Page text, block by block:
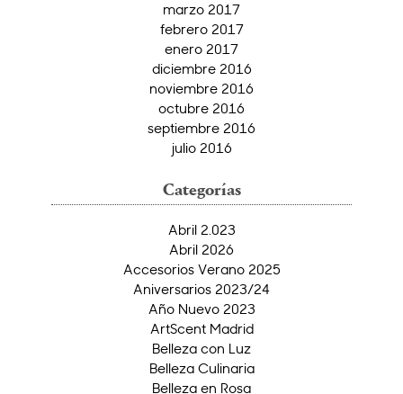
marzo 2017
febrero 2017
enero 2017
diciembre 2016
noviembre 2016
octubre 2016
septiembre 2016
julio 2016
Categorías
Abril 2.023
Abril 2026
Accesorios Verano 2025
Aniversarios 2023/24
Año Nuevo 2023
ArtScent Madrid
Belleza con Luz
Belleza Culinaria
Belleza en Rosa